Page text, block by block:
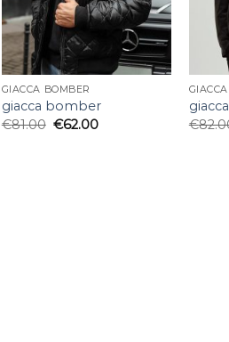
GIACCA BOMBER
giacca bomber
€81.00 €62.00
€